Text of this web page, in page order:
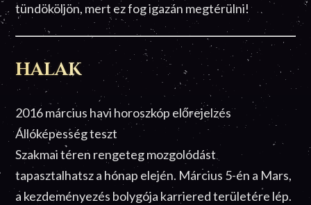
tündököljön, mert ez fog igazán megtérülni!
HALAK
2016 március havi horoszkóp előrejelzés
Állóképesség teszt
Szakmai téren rengeteg mozgolódást
tapasztalhatsz a hónap elején. Március 5-én a Mars,
a kezdeményezés bolygója karriered területére lép.